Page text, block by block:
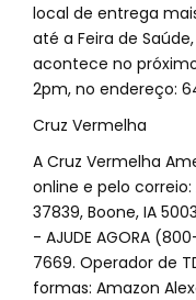
local de entrega
até a Feira de
acontece no
2pm, no endereço:
Cruz Vermelha
A Cruz Vermelha
online e pelo correio:
37839, Boone, IA
- AJUDE AGORA
7669. Operador de
formas: Amazon